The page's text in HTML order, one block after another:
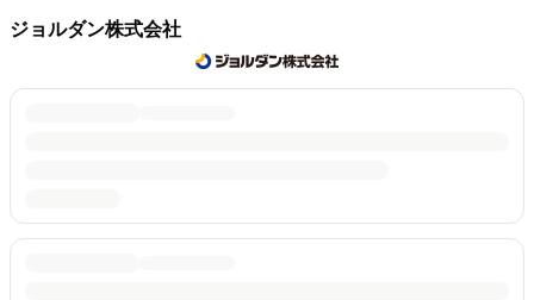
ジョルダン株式会社